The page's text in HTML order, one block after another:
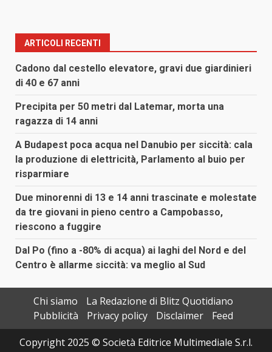
ARTICOLI RECENTI
Cadono dal cestello elevatore, gravi due giardinieri
di 40 e 67 anni
Precipita per 50 metri dal Latemar, morta una
ragazza di 14 anni
A Budapest poca acqua nel Danubio per siccità: cala
la produzione di elettricità, Parlamento al buio per
risparmiare
Due minorenni di 13 e 14 anni trascinate e molestate
da tre giovani in pieno centro a Campobasso,
riescono a fuggire
Dal Po (fino a -80% di acqua) ai laghi del Nord e del
Centro è allarme siccità: va meglio al Sud
Chi siamo
La Redazione di Blitz Quotidiano
Pubblicità
Privacy policy Disclaimer
Feed
Copyright 2025 © Società Editrice Multimediale S.r.l.